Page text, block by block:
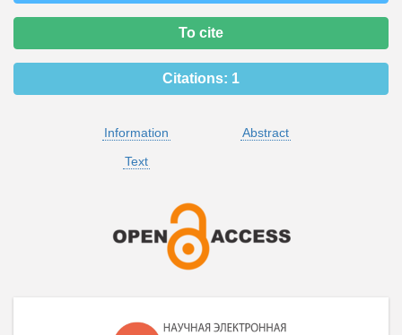
To cite
Citations: 1
Information
Abstract
Text